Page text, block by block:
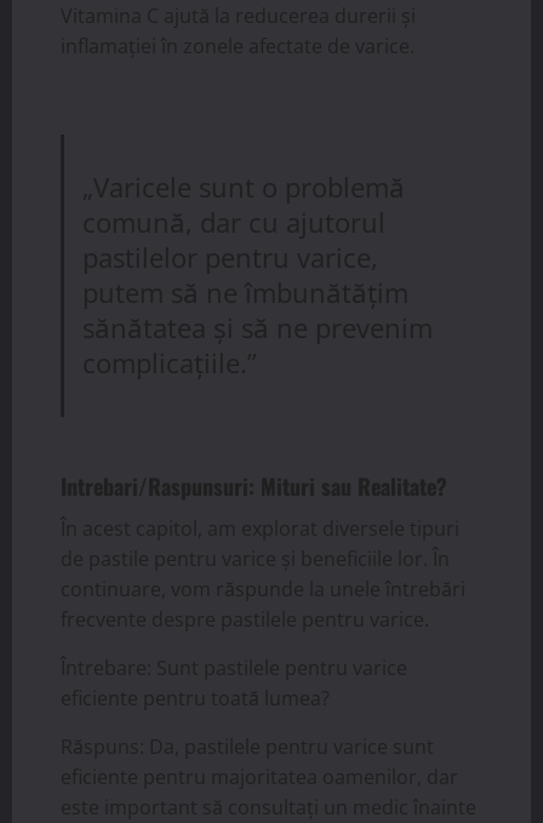
Vitamina C ajută la reducerea durerii și
inflamației în zonele afectate de varice.
„Varicele sunt o problemă
comună, dar cu ajutorul
pastilelor pentru varice,
putem să ne îmbunătățim
sănătatea și să ne prevenim
complicațiile.”
Intrebari/Raspunsuri: Mituri sau Realitate?
În acest capitol, am explorat diversele tipuri
de pastile pentru varice și beneficiile lor. În
continuare, vom răspunde la unele întrebări
frecvente despre pastilele pentru varice.
Întrebare: Sunt pastilele pentru varice
eficiente pentru toată lumea?
Răspuns: Da, pastilele pentru varice sunt
eficiente pentru majoritatea oamenilor, dar
este important să consultați un medic înainte